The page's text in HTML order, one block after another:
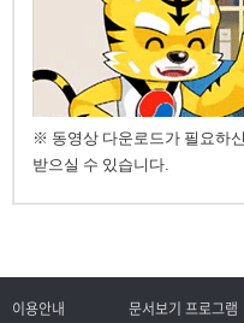
※ 동영상 다운로드가 필요하
받으실 수 있습니다.
이용안내 문서보기 프로그램